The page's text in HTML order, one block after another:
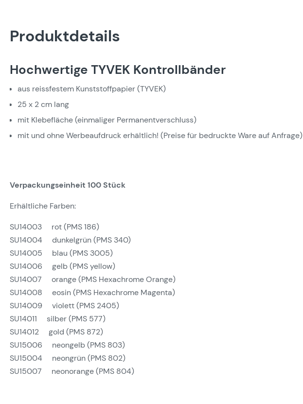
Produktdetails
Hochwertige TYVEK Kontrollbänder
aus reissfestem Kunststoffpapier (TYVEK)
25 x 2 cm lang
mit Klebefläche (einmaliger Permanentverschluss)
mit und ohne Werbeaufdruck erhältlich! (Preise für bedruckte Ware auf Anfrage)
Verpackungseinheit 100 Stück
Erhältliche Farben:
SU14003 rot (PMS 186)
SU14004 dunkelgrün (PMS 340)
SU14005 blau (PMS 3005)
SU14006 gelb (PMS yellow)
SU14007 orange (PMS Hexachrome Orange)
SU14008 eosin (PMS Hexachrome Magenta)
SU14009 violett (PMS 2405)
SU14011 silber (PMS 577)
SU14012 gold (PMS 872)
SU15006 neongelb (PMS 803)
SU15004 neongrün (PMS 802)
SU15007 neonorange (PMS 804)